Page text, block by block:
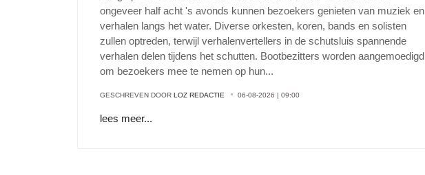
ongeveer half acht 's avonds kunnen bezoekers genieten van muziek en
verhalen langs het water. Diverse orkesten, koren, bands en solisten
zullen optreden, terwijl verhalenvertellers in de schutsluis spannende
verhalen delen tijdens het schutten. Bootbezitters worden aangemoedigd
om bezoekers mee te nemen op hun...
GESCHREVEN DOOR LOZ REDACTIE 06-08-2026 | 09:00
lees meer...